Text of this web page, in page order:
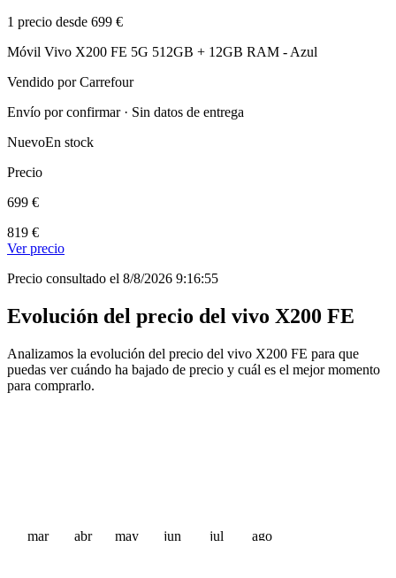
1 precio desde 699 €
Móvil Vivo X200 FE 5G 512GB + 12GB RAM - Azul
Vendido por Carrefour
Envío por confirmar · Sin datos de entrega
NuevoEn stock
Precio
699 €
819 €
Ver precio
Precio consultado el 8/8/2026 9:16:55
Evolución del precio del vivo X200 FE
Analizamos la evolución del precio del vivo X200 FE para que
puedas ver cuándo ha bajado de precio y cuál es el mejor momento
para comprarlo.
mar abr may jun jul ago